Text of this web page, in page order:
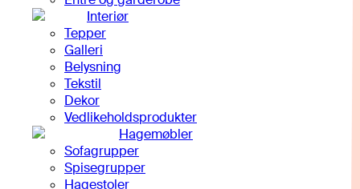
Interiør
Tepper
Galleri
Belysning
Tekstil
Dekor
Vedlikeholdsprodukter
Hagemøbler
Sofagrupper
Spisegrupper
Hagestoler